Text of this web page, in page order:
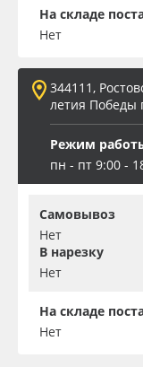
На складе
Нет
344111,
летия Победы
Режим
пн - пт 9:00 -
Самовывоз
Нет
В нарезку
Нет
На складе
Нет